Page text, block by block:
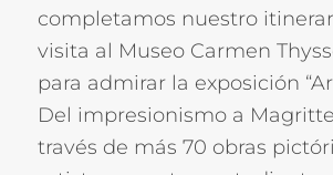
completamos nuestro
visita al Museo Carmen
para admirar la exposición
Del impresionismo a
través de más 70 obras